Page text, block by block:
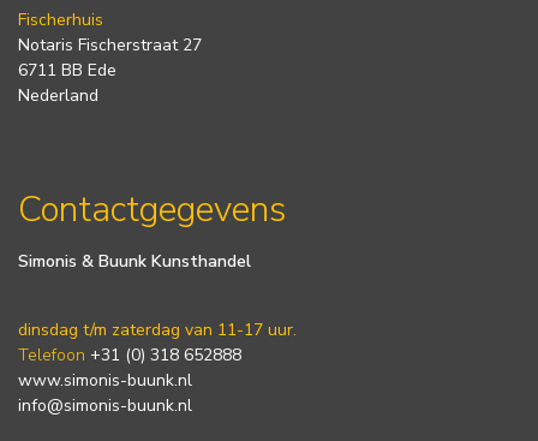
Fischerhuis
Notaris Fischerstraat 27
6711 BB Ede
Nederland
Contactgegevens
Simonis & Buunk Kunsthandel
dinsdag t/m zaterdag van 11-17 uur.
Telefoon +31 (0) 318 652888
www.simonis-buunk.nl
info@simonis-buunk.nl